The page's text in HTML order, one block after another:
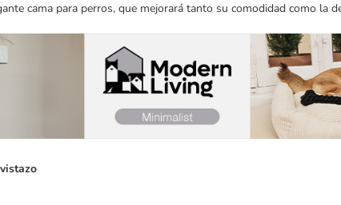
cama para perros, que mejorará tanto su comodidad como la